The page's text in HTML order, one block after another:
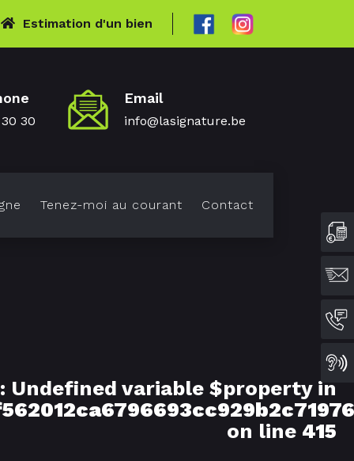
Estimation d'un bien
30
Email
info@lasignature.be
Tenez-moi au courant Contact
: Undefined variable $property in
on line 415